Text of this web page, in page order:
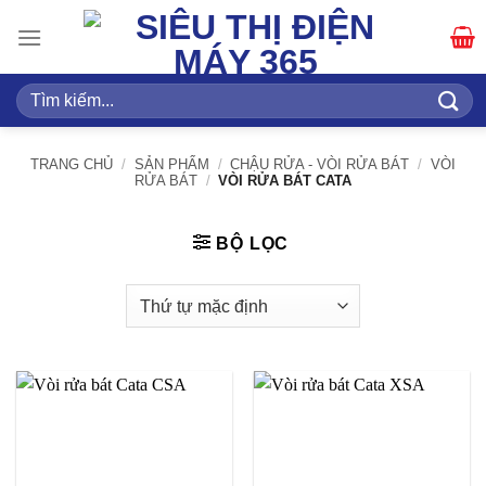
qua
dung
Tìm
kiếm:
TRANG CHỦ / SẢN PHẨM / CHẬU RỬA - VÒI RỬA BÁT / VÒI
RỬA BÁT / VÒI RỬA BÁT CATA
BỘ LỌC